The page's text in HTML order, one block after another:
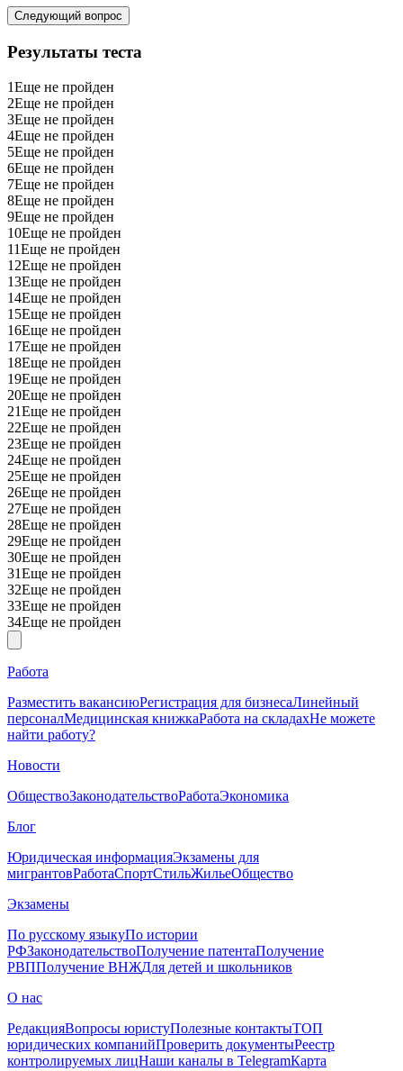
Следующий вопрос
Результаты теста
1Еще не пройден
2Еще не пройден
3Еще не пройден
4Еще не пройден
5Еще не пройден
6Еще не пройден
7Еще не пройден
8Еще не пройден
9Еще не пройден
10Еще не пройден
11Еще не пройден
12Еще не пройден
13Еще не пройден
14Еще не пройден
15Еще не пройден
16Еще не пройден
17Еще не пройден
18Еще не пройден
19Еще не пройден
20Еще не пройден
21Еще не пройден
22Еще не пройден
23Еще не пройден
24Еще не пройден
25Еще не пройден
26Еще не пройден
27Еще не пройден
28Еще не пройден
29Еще не пройден
30Еще не пройден
31Еще не пройден
32Еще не пройден
33Еще не пройден
34Еще не пройден
Работа
Разместить вакансиюРегистрация для бизнесаЛинейный
персоналМедицинская книжкаРабота на складахНе можете
найти работу?
Новости
ОбществоЗаконодательствоРаботаЭкономика
Блог
Юридическая информацияЭкзамены для
мигрантовРаботаСпортСтильЖильеОбщество
Экзамены
По русскому языкуПо истории
РФЗаконодательствоПолучение патентаПолучение
РВППолучение ВНЖДля детей и школьников
О нас
РедакцияВопросы юристуПолезные контактыТОП
юридических компанийПроверить документыРеестр
контролируемых лицНаши каналы в TelegramКарта